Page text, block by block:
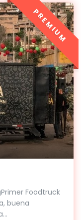
Foodtruck
buena
PREMIUM